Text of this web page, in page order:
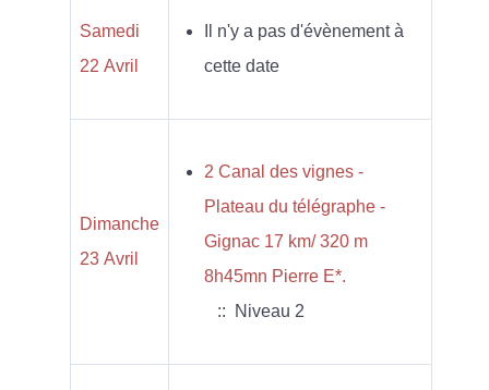
Samedi
22 Avril
Il n'y a pas d'évènement à
cette date
Dimanche
23 Avril
2 Canal des vignes -
Plateau du télégraphe -
Gignac 17 km/ 320 m
8h45mn Pierre E*.
:: Niveau 2